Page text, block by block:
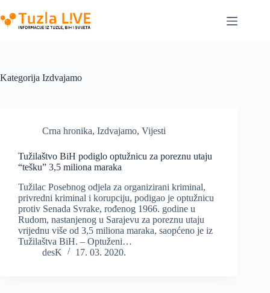
to
content
Kategorija Izdvajamo
Crna hronika, Izdvajamo, Vijesti
Tužilaštvo BiH podiglo optužnicu za poreznu utaju
“tešku” 3,5 miliona maraka
Tužilac Posebnog odjela za organizirani kriminal,
privredni kriminal i korupciju, podigao je optužnicu
protiv Senada Svrake, rođenog 1966. godine u
Rudom, nastanjenog u Sarajevu za poreznu utaju
vrijednu više od 3,5 miliona maraka, saopćeno je iz
Tužilaštva BiH. – Optuženi…
desK
17. 03. 2020.